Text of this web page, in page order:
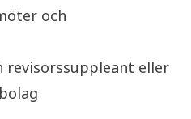
och
revisorssuppleant eller